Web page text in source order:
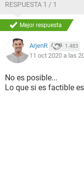
RESPUESTA 1 / 1
Mejor respuesta
ArjenR 1.483
11 oct 2020 a las
No es posible...
Lo que si es factible